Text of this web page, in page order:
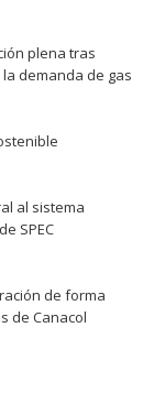
plena tras
demanda de gas
al sistema
SPEC
de forma
de Canacol